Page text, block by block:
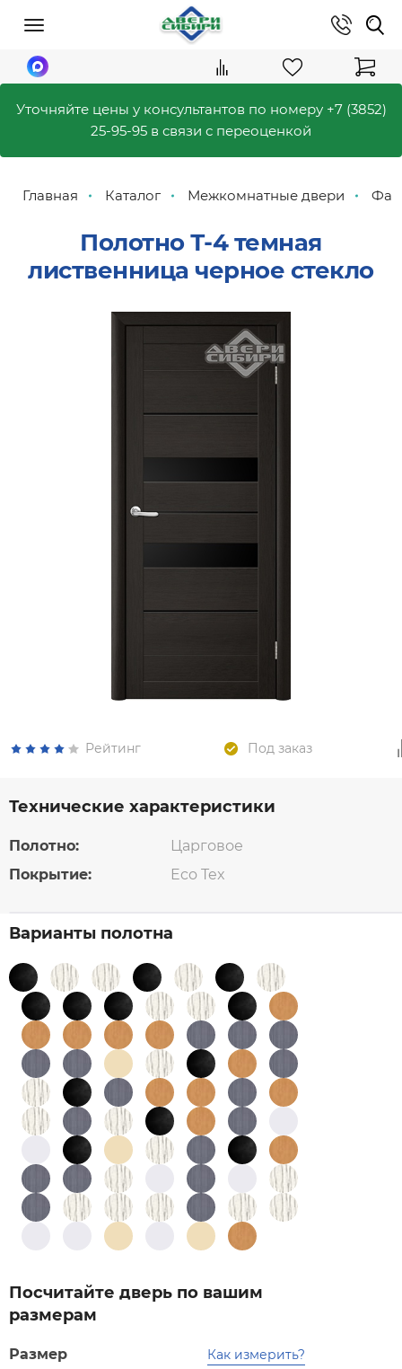
Уточняйте цены у консультантов по номеру +7 (3852)
25-95-95 в связи с переоценкой
Главная Каталог Межкомнатные двери
Полотно Т-4 темная
лиственница черное стекло
Рейтинг Под заказ
Технические характеристики
Полотно:
Царговое
Покрытие:
Eco Tex
Варианты полотна
Посчитайте дверь по вашим
размерам
Размер Как измерить?